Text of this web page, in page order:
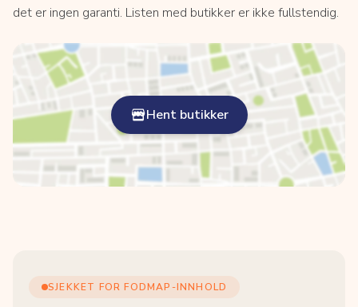
det er ingen garanti. Listen med butikker er ikke fullstendig.
Hent butikker
SJEKKET FOR FODMAP-INNHOLD